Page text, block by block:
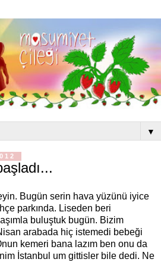
▼
Bugün serin hava yüzünü iyice
parkında. Liseden beri
buluştuk bugün. Bizim
arabada hiç istemedi bebeği
kemeri bana lazım ben onu da
İstanbul um gittisler bile dedi. Ne